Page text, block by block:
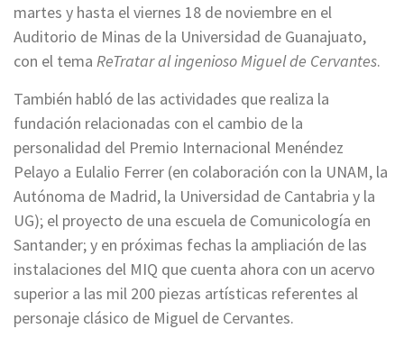
martes y hasta el viernes 18 de noviembre en el
Auditorio de Minas de la Universidad de Guanajuato,
con el tema ReTratar al ingenioso Miguel de Cervantes.
También habló de las actividades que realiza la
fundación relacionadas con el cambio de la
personalidad del Premio Internacional Menéndez
Pelayo a Eulalio Ferrer (en colaboración con la UNAM, la
Autónoma de Madrid, la Universidad de Cantabria y la
UG); el proyecto de una escuela de Comunicología en
Santander; y en próximas fechas la ampliación de las
instalaciones del MIQ que cuenta ahora con un acervo
superior a las mil 200 piezas artísticas referentes al
personaje clásico de Miguel de Cervantes.